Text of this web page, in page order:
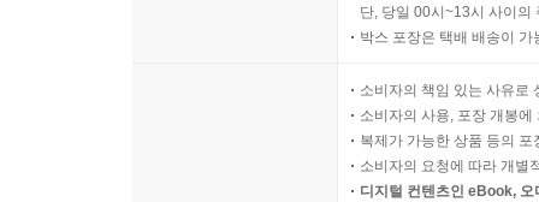
단, 당일 00시~13시 사이의
박스 포장은 택배 배송이
소비자의 책임 있는 사유로
소비자의 사용, 포장 개봉
복제가 가능한 상품 등의
소비자의 요청에 따라 개별
디지털 컨텐츠인 eBook,